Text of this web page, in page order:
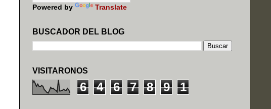
Powered by Translate
BUSCADOR DEL BLOG
VISITARONOS
6 4 6 7 8 9 1